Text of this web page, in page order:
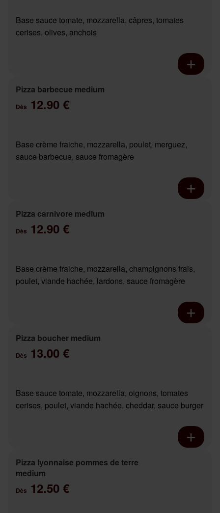
Base sauce tomate, mozzarella, câpres, tomates
cerises, olives, anchois
Pizza barbecue medium
Dès 12.90 €
Base crème fraiche, mozzarella, poulet, merguez,
sauce barbecue, sauce fromagère
Pizza carnivore medium
Dès 12.90 €
Base crème fraiche, mozzarella, champignons frais,
poulet, viande hachée, lardons, sauce fromagère
Pizza boucher medium
Dès 13.00 €
Base sauce tomate, mozzarella, oignons, tomates
cerises, poulet, viande hachée, cheddar, sauce burger
Pizza lyonnaise pommes de terre
medium
Dès 12.50 €